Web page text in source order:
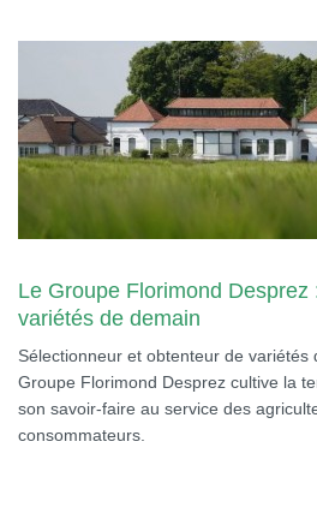
Le Groupe Florimond Desprez
variétés de demain
Sélectionneur et obtenteur de variétés
Groupe Florimond Desprez cultive la
son savoir-faire au service des
consommateurs.